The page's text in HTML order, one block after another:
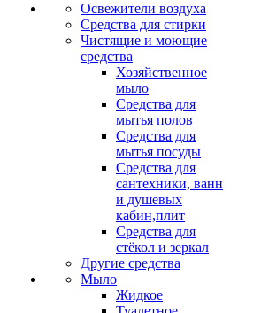
Освежители воздуха
Средства для стирки
Чистящие и моющие
средства
Хозяйственное
мыло
Средства для
мытья полов
Средства для
мытья посуды
Средства для
сантехники, ванн
и душевых
кабин,плит
Средства для
стёкол и зеркал
Другие средства
Мыло
Жидкое